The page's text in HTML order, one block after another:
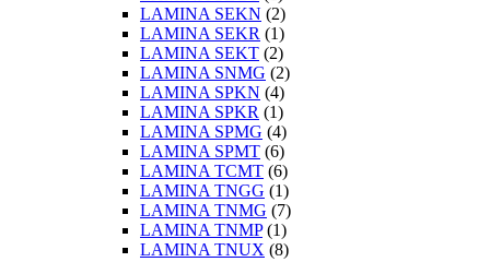
LAMINA SEKN (2)
LAMINA SEKR (1)
LAMINA SEKT (2)
LAMINA SNMG (2)
LAMINA SPKN (4)
LAMINA SPKR (1)
LAMINA SPMG (4)
LAMINA SPMT (6)
LAMINA TCMT (6)
LAMINA TNGG (1)
LAMINA TNMG (7)
LAMINA TNMP(1)
LAMINA TNUX (8)